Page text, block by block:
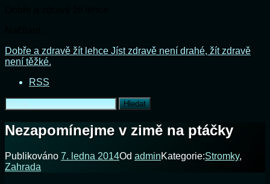
Přejít
k
webu
Dobře a zdravě žít lehce Jíst zdravě není drahé, žít zdravě
není těžké.
RSS
Vyhledávání
Nezapomínejme v zimě na ptáčky
Publikováno 7. ledna 2014Od adminKategorie:Stromky,
Zahrada